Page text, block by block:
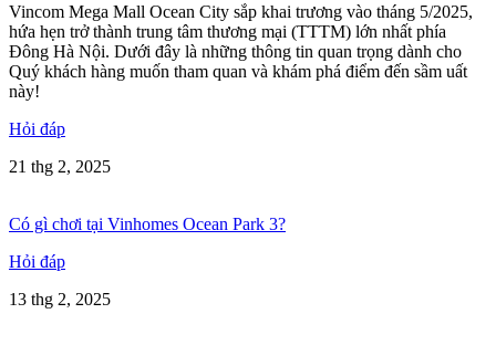
Vincom Mega Mall Ocean City sắp khai trương vào tháng 5/2025,
hứa hẹn trở thành trung tâm thương mại (TTTM) lớn nhất phía
Đông Hà Nội. Dưới đây là những thông tin quan trọng dành cho
Quý khách hàng muốn tham quan và khám phá điểm đến sầm uất
này!
Hỏi đáp
21 thg 2, 2025
Có gì chơi tại Vinhomes Ocean Park 3?
Hỏi đáp
13 thg 2, 2025